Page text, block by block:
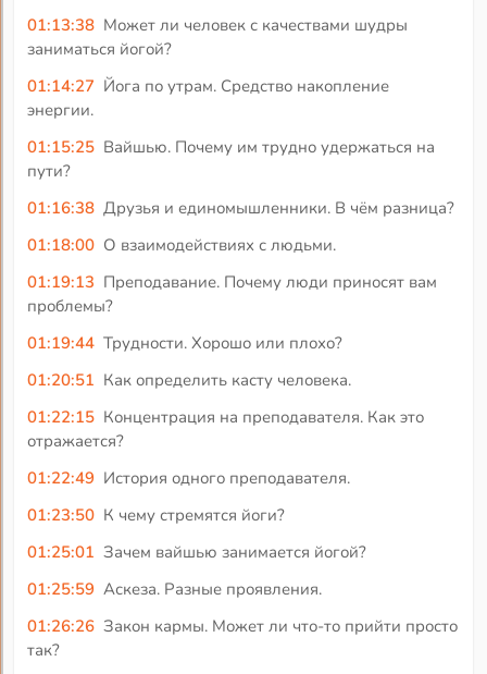
01:13:38 Может ли человек с качествами шудры
заниматься йогой?
01:14:27 Йога по утрам. Средство накопление
энергии.
01:15:25 Вайшью. Почему им трудно удержаться на
пути?
01:16:38 Друзья и единомышленники. В чём разница?
01:18:00 О взаимодействиях с людьми.
01:19:13 Преподавание. Почему люди приносят вам
проблемы?
01:19:44 Трудности. Хорошо или плохо?
01:20:51 Как определить касту человека.
01:22:15 Концентрация на преподавателя. Как это
отражается?
01:22:49 История одного преподавателя.
01:23:50 К чему стремятся йоги?
01:25:01 Зачем вайшью занимается йогой?
01:25:59 Аскеза. Разные проявления.
01:26:26 Закон кармы. Может ли что-то прийти просто
так?